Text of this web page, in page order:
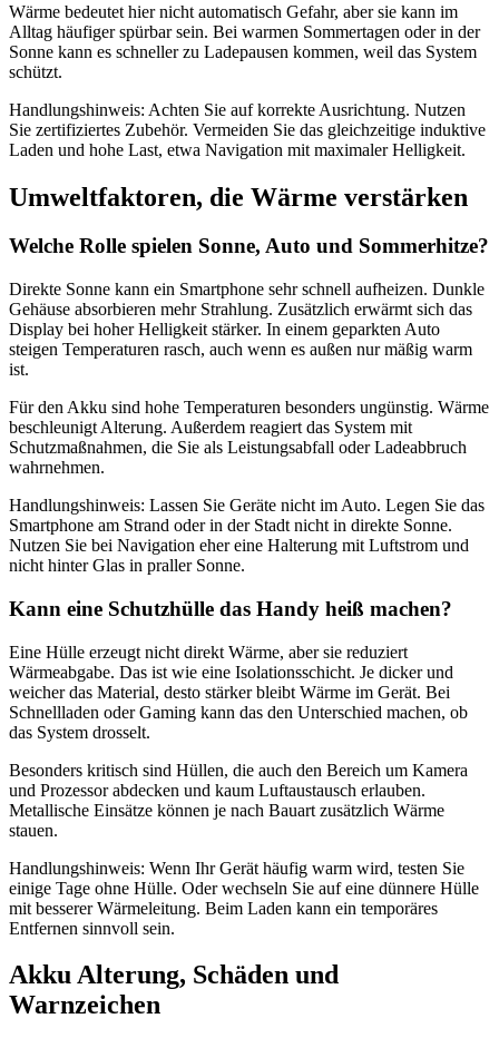
Wärme bedeutet hier nicht automatisch Gefahr, aber sie kann im
Alltag häufiger spürbar sein. Bei warmen Sommertagen oder in der
Sonne kann es schneller zu Ladepausen kommen, weil das System
schützt.
Handlungshinweis: Achten Sie auf korrekte Ausrichtung. Nutzen
Sie zertifiziertes Zubehör. Vermeiden Sie das gleichzeitige induktive
Laden und hohe Last, etwa Navigation mit maximaler Helligkeit.
Umweltfaktoren, die Wärme verstärken
Welche Rolle spielen Sonne, Auto und Sommerhitze?
Direkte Sonne kann ein Smartphone sehr schnell aufheizen. Dunkle
Gehäuse absorbieren mehr Strahlung. Zusätzlich erwärmt sich das
Display bei hoher Helligkeit stärker. In einem geparkten Auto
steigen Temperaturen rasch, auch wenn es außen nur mäßig warm
ist.
Für den Akku sind hohe Temperaturen besonders ungünstig. Wärme
beschleunigt Alterung. Außerdem reagiert das System mit
Schutzmaßnahmen, die Sie als Leistungsabfall oder Ladeabbruch
wahrnehmen.
Handlungshinweis: Lassen Sie Geräte nicht im Auto. Legen Sie das
Smartphone am Strand oder in der Stadt nicht in direkte Sonne.
Nutzen Sie bei Navigation eher eine Halterung mit Luftstrom und
nicht hinter Glas in praller Sonne.
Kann eine Schutzhülle das Handy heiß machen?
Eine Hülle erzeugt nicht direkt Wärme, aber sie reduziert
Wärmeabgabe. Das ist wie eine Isolationsschicht. Je dicker und
weicher das Material, desto stärker bleibt Wärme im Gerät. Bei
Schnellladen oder Gaming kann das den Unterschied machen, ob
das System drosselt.
Besonders kritisch sind Hüllen, die auch den Bereich um Kamera
und Prozessor abdecken und kaum Luftaustausch erlauben.
Metallische Einsätze können je nach Bauart zusätzlich Wärme
stauen.
Handlungshinweis: Wenn Ihr Gerät häufig warm wird, testen Sie
einige Tage ohne Hülle. Oder wechseln Sie auf eine dünnere Hülle
mit besserer Wärmeleitung. Beim Laden kann ein temporäres
Entfernen sinnvoll sein.
Akku Alterung, Schäden und
Warnzeichen